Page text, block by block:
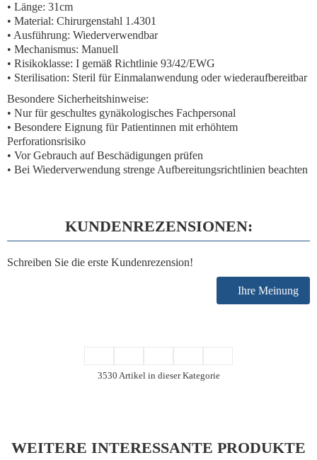
• Länge: 31cm
• Material: Chirurgenstahl 1.4301
• Ausführung: Wiederverwendbar
• Mechanismus: Manuell
• Risikoklasse: I gemäß Richtlinie 93/42/EWG
• Sterilisation: Steril für Einmalanwendung oder wiederaufbereitbar
Besondere Sicherheitshinweise:
• Nur für geschultes gynäkologisches Fachpersonal
• Besondere Eignung für Patientinnen mit erhöhtem
Perforationsrisiko
• Vor Gebrauch auf Beschädigungen prüfen
• Bei Wiederverwendung strenge Aufbereitungsrichtlinien beachten
KUNDENREZENSIONEN:
Schreiben Sie die erste Kundenrezension!
Ihre Meinung
3530 Artikel in dieser Kategorie
WEITERE INTERESSANTE PRODUKTE